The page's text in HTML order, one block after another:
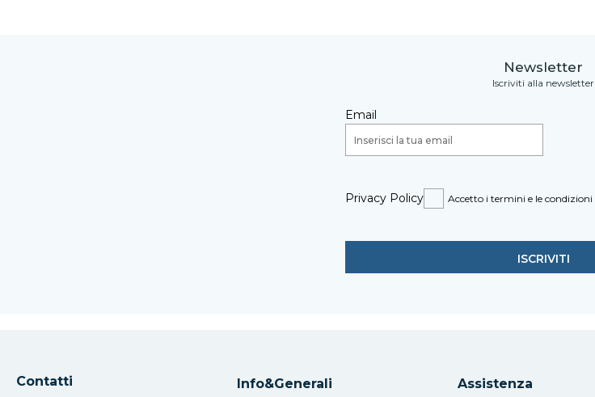
Newsletter
Iscriviti alla newsletter
Email
Privacy Policy Accetto i termini e le condizioni
Contatti Info&Generali Assistenza